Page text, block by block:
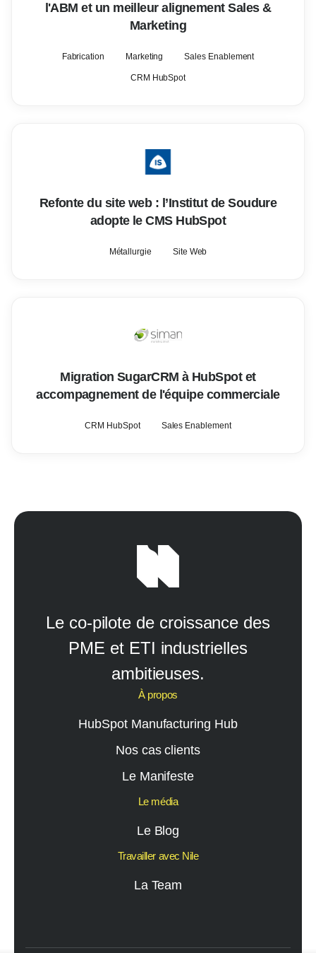
l'ABM et un meilleur alignement Sales &
Marketing
Fabrication Marketing Sales Enablement
CRM HubSpot
Refonte du site web : l’Institut de Soudure
adopte le CMS HubSpot
Métallurgie Site Web
Migration SugarCRM à HubSpot et
accompagnement de l'équipe commerciale
CRM HubSpot Sales Enablement
Le co-pilote de croissance des
PME et ETI industrielles
ambitieuses.
À propos
HubSpot Manufacturing Hub
Nos cas clients
Le Manifeste
Le média
Le Blog
Travailler avec Nile
La Team